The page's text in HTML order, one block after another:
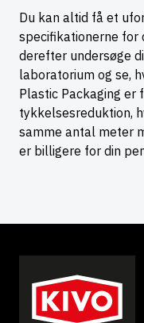
Du kan altid få et
specifikationerne for
derefter undersøge
laboratorium og se,
Plastic Packaging er
tykkelsesreduktion,
samme antal meter
er billigere for din